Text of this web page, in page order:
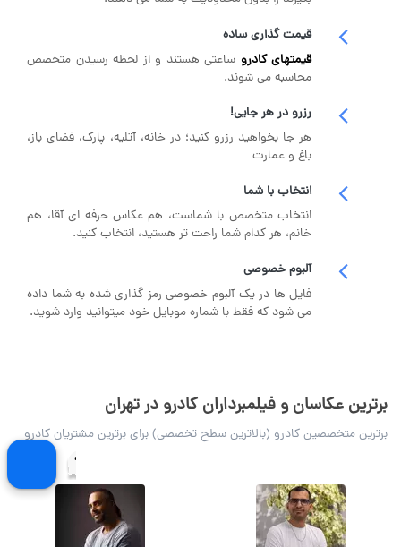
قیمت گذاری ساده
قیمتهای کادرو ساعتی هستند و از لحظه رسیدن متخصص
محاسبه می شوند.
رزرو در هر جایی!
هر جا بخواهید رزرو کنید؛ در خانه، آتلیه، پارک، فضای باز،
باغ و عمارت
انتخاب با شما
انتخاب متخصص با شماست، هم عکاس حرفه ای آقا، هم
خانم، هر کدام شما راحت تر هستید، انتخاب کنید.
آلبوم خصوصی
فایل ها در یک آلبوم خصوصی رمز گذاری شده به شما داده
می شود که فقط با شماره موبایل خود میتوانید وارد شوید.
برترین عکاسان و فیلمبرداران کادرو در تهران
برترین متخصصین کادرو (بالاترین سطح تخصصی) برای برترین مشتریان کادرو